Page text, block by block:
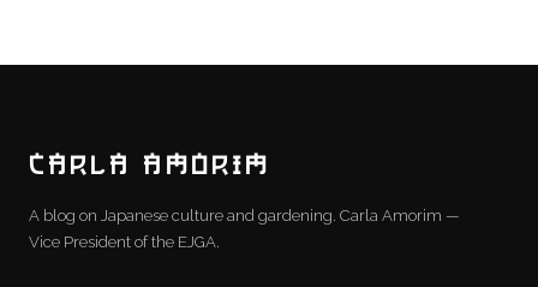
CARLA AMORIM
A blog on Japanese culture and gardening. Carla Amorim —
Vice President of the EJGA.